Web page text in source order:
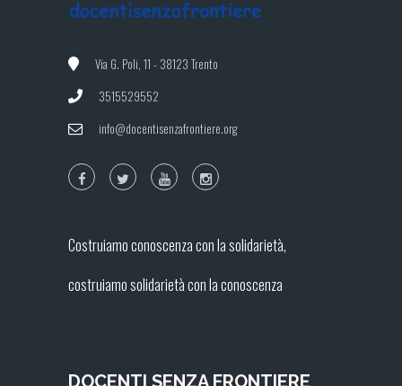
Via G. Poli, 11 - 38123 Trento
3515529552
info@docentisenzafrontiere.org
Costruiamo conoscenza con la solidarietà,
costruiamo solidarietà con la conoscenza
DOCENTI SENZA FRONTIERE